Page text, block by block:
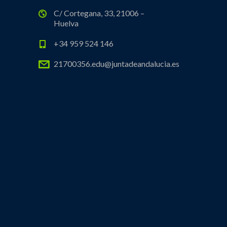
C/ Cortegana, 33, 21006 –
Huelva
+34 959 524 146
21700356.edu@juntadeandalucia.es